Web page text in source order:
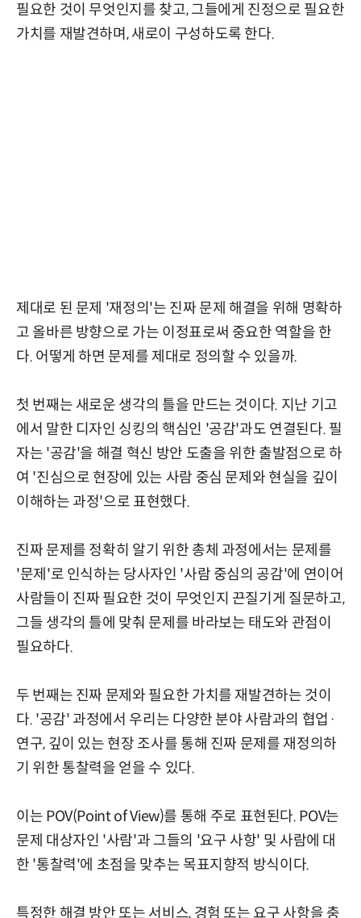
필요한 것이 무엇인지를 찾고, 그들에게 진정으로 필요한
가치를 재발견하며, 새로이 구성하도록 한다.
제대로 된 문제 '재정의'는 진짜 문제 해결을 위해 명확하
고 올바른 방향으로 가는 이정표로써 중요한 역할을 한
다. 어떻게 하면 문제를 제대로 정의할 수 있을까.
첫 번째는 새로운 생각의 틀을 만드는 것이다. 지난 기고
에서 말한 디자인 싱킹의 핵심인 '공감'과도 연결된다. 필
자는 '공감'을 해결 혁신 방안 도출을 위한 출발점으로 하
여 '진심으로 현장에 있는 사람 중심 문제와 현실을 깊이
이해하는 과정'으로 표현했다.
진짜 문제를 정확히 알기 위한 총체 과정에서는 문제를
'문제'로 인식하는 당사자인 '사람 중심의 공감'에 연이어
사람들이 진짜 필요한 것이 무엇인지 끈질기게 질문하고,
그들 생각의 틀에 맞춰 문제를 바라보는 태도와 관점이
필요하다.
두 번째는 진짜 문제와 필요한 가치를 재발견하는 것이
다. '공감' 과정에서 우리는 다양한 분야 사람과의 협업·
연구, 깊이 있는 현장 조사를 통해 진짜 문제를 재정의하
기 위한 통찰력을 얻을 수 있다.
이는 POV(Point of View)를 통해 주로 표현된다. POV는
문제 대상자인 '사람'과 그들의 '요구 사항' 및 사람에 대
한 '통찰력'에 초점을 맞추는 목표지향적 방식이다.
특정한 해결 방안 또는 서비스, 경험 또는 요구 사항을 충